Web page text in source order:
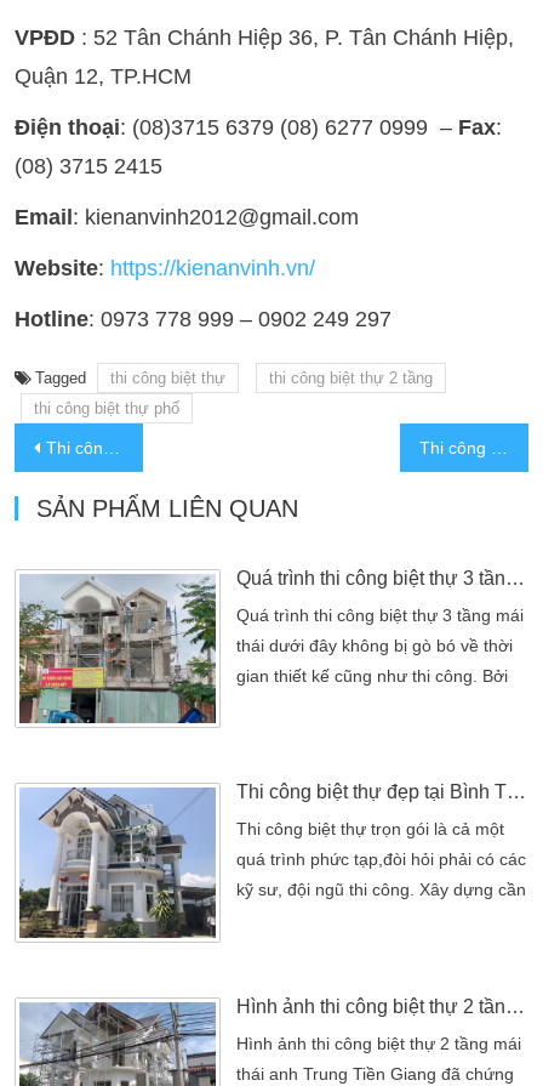
VPĐD : 52 Tân Chánh Hiệp 36, P. Tân Chánh Hiệp,
Quận 12, TP.HCM
Điện thoại: (08)3715 6379 (08) 6277 0999 – Fax:
(08) 3715 2415
Email : kienanvinh2012@gmail.com
Website: https://kienanvinh.vn/
Hotline: 0973 778 999 – 0902 249 297
Tagged thi công biệt thự
thi công biệt thự 2 tầng
thi công biệt thự phố
Thi công biệt thự 2 tầng hiện đại tại Gia Lai
SẢN PHẨM LIÊN QUAN
Quá trình thi công biệt thự 3 tầng mái thái đẹp có gara
Quá trình thi công biệt thự 3 tầng mái
thái dưới đây không bị gò bó về thời
gian thiết kế cũng như thi công. Bởi
trình khi được thực hiện không bị đôn
thúc thời gian bởi chủ nhà. Nhưng
không vì thế mà công đoạn thiết kế
đến xây dựng biệt […]
Thi công biệt thự đẹp tại Bình Thuận
Thi công biệt thự trọn gói là cả một
quá trình phức tạp,đòi hỏi phải có các
kỹ sư, đội ngũ thi công. Xây dựng cần
thự hoàn chỉnh, đúng như mong
muốn. Thiết kế biệt thự là một loại
kiến trúc nhà đặc biệt nên việc thi
Hình ảnh thi công biệt thự 2 tầng mái thái anh Trung Tiền Giang
Hình ảnh thi công biệt thự 2 tầng mái
thái anh Trung Tiền Giang đã chứng